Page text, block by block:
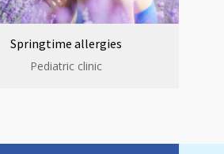
Springtime allergies
Pediatric clinic